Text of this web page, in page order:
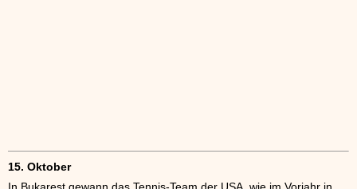
15. Oktober